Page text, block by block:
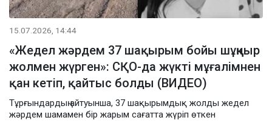
15.07.2026, 14:44
«Жедел жәрдем 37 шақырым бойы шұңқыр
жолмен жүрген»: СҚО-да жүкті мұғалімнен
қан кетіп, қайтыс болды (ВИДЕО)
Тұрғындардың айтуынша, 37 шақырымдық жолды жедел
жәрдем шамамен бір жарым сағатта жүріп өткен